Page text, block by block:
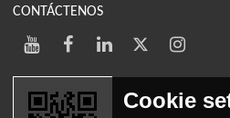
CONTÁCTENOS
Cookie